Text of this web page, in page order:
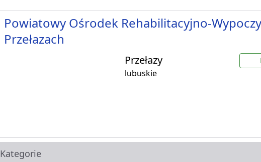
Powiatowy Ośrodek Rehabilitacyjno-
Przełazach
Przełazy
lubuskie
Kategorie